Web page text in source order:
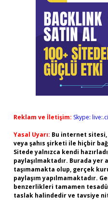
Reklam ve İletişim: Skype:
Yasal Uyarı: Bu internet
veya şahıs şirketi ile hiçbir
Sitede yalnızca kendi
paylaşılmaktadır. Burada
taşımamakta olup, gerçek
paylaşım yapılmamaktadır.
benzerlikleri tamamen
taslak halindedir ve tavsiye